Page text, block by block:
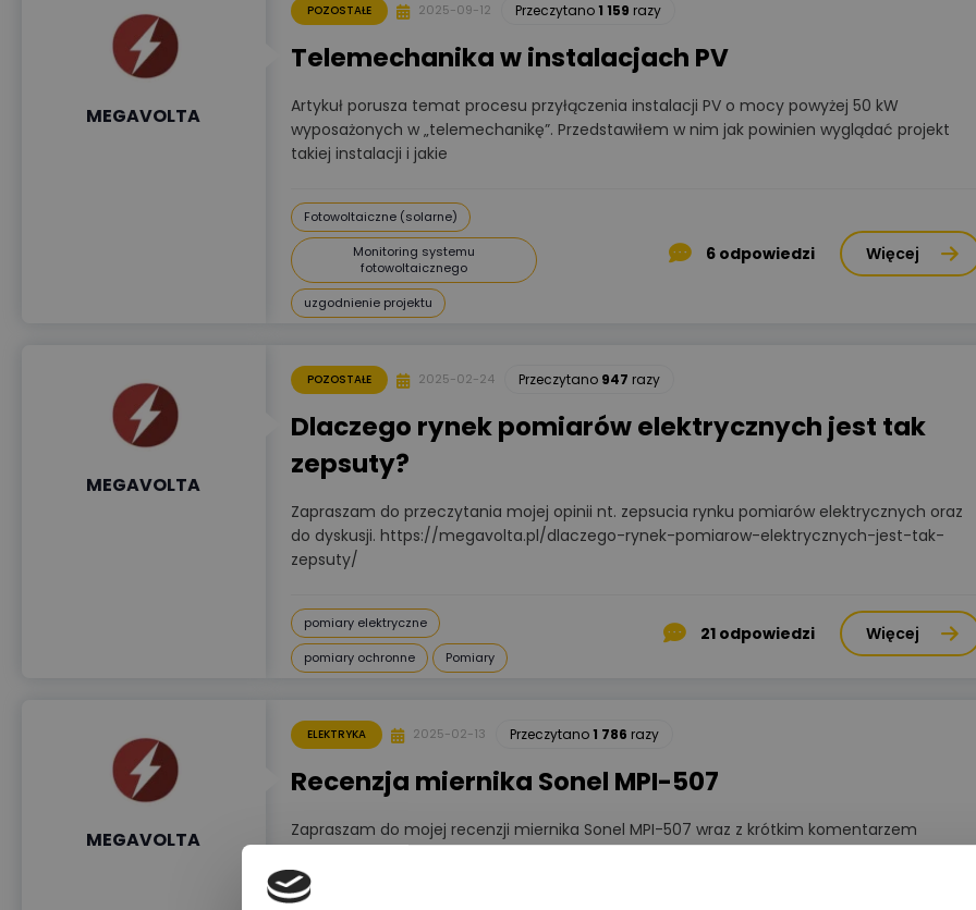
MEGAVOLTA
POZOSTAŁE 2025-09-12 Przeczytano1 159 razy
Telemechanika w instalacjach PV
Artykuł porusza temat procesu przyłączenia instalacji PV o mocy powyżej 50 kW
wyposażonych w „telemechanikę”. Przedstawiłem w nim jak powinien wyglądać projekt
takiej instalacji i jakie
Fotowoltaiczne (solarne)
Monitoring systemu
fotowoltaicznego
uzgodnienie projektu
6 odpowiedzi Więcej
MEGAVOLTA
POZOSTAŁE 2025-02-24 Przeczytano 947 razy
Dlaczego rynek pomiarów elektrycznych jest tak
zepsuty?
Zapraszam do przeczytania mojej opinii nt. zepsucia rynku pomiarów elektrycznych oraz
do dyskusji. https://megavolta.pl/dlaczego-rynek-pomiarow-elektrycznych-jest-tak-
zepsuty/
pomiary elektryczne
pomiary ochronne
Pomiary
21 odpowiedzi Więcej
MEGAVOLTA
ELEKTRYKA 2025-02-13 Przeczytano1 786 razy
Recenzja miernika Sonel MPI-507
Zapraszam do mojej recenzji miernika Sonel MPI-507 wraz z krótkim komentarzem
pomiarów IPZ w porównaniu do